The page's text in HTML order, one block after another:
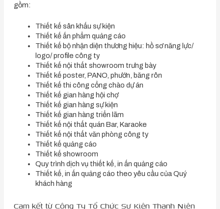
gồm:
Thiết kế sân khấu sự kiện
Thiết kế ấn phẩm quảng cáo
Thiết kế bộ nhận diện thương hiệu: hồ sơ năng lực/
logo/ profile công ty
Thiết kế nội thất showroom trưng bày
Thiết kế poster, PANO, phướn, băng rôn
Thiết kế thi công cổng chào dự án
Thiết kế gian hàng hội chợ
Thiết kế gian hàng sự kiện
Thiết kế gian hàng triển lãm
Thiết kế nội thất quán Bar, Karaoke
Thiết kế nội thất văn phòng công ty
Thiết kế quảng cáo
Thiết kế showroom
Quy trình dịch vụ thiết kế, in ấn quảng cáo
Thiết kế, in ấn quảng cáo theo yêu cầu của Quý
khách hàng
Cam kết từ Công Ty Tổ Chức Sự Kiện Thanh Niên